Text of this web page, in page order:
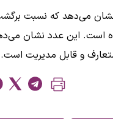
می‌دهد که نسبت
چک‌های کاغذی، ۶.۲۲ درصد ثبت شده است. این عدد
و قابل مدیریت است.